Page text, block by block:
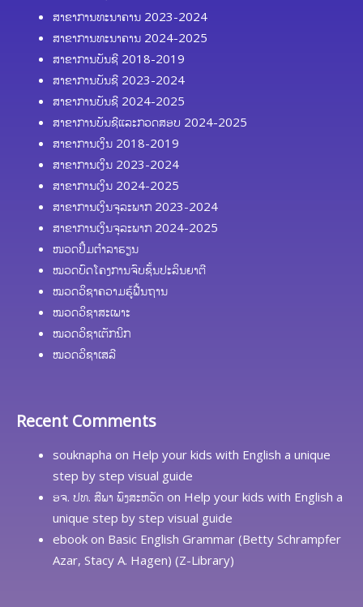
ສາຂາການທະນາຄານ 2023-2024
ສາຂາການທະນາຄານ 2024-2025
ສາຂາການບັນຊີ 2018-2019
ສາຂາການບັນຊີ 2023-2024
ສາຂາການບັນຊີ 2024-2025
ສາຂາການບັນຊີແລະກວດສອບ 2024-2025
ສາຂາການເງິນ 2018-2019
ສາຂາການເງິນ 2023-2024
ສາຂາການເງິນ 2024-2025
ສາຂາການເງິນຈຸລະພາກ 2023-2024
ສາຂາການເງິນຈຸລະພາກ 2024-2025
ໜວດປຶ້ມຕຳລາຮຽນ
ໝວດບົດໂຄງການຈົບຊັ້ນປະລິນຍາຕີ
ໝວດວິຊາຄວາມຮູ້ຟື້ນຖານ
ໝວດວິຊາສະເພາະ
ໝວດວິຊາເຕັກນິກ
ໝວດວິຊາເສລີ
Recent Comments
souknapha on Help your kids with English a unique
step by step visual guide
ອຈ. ປທ. ສີພາ ພົງສະຫວັດ on Help your kids with English a
unique step by step visual guide
ebook on Basic English Grammar (Betty Schrampfer
Azar, Stacy A. Hagen) (Z-Library)